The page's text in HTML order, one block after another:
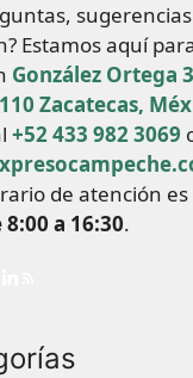
Estamos aquí
González Ortega
Zacatecas,
+52 433 982 3069
de atención es
a 16:30.